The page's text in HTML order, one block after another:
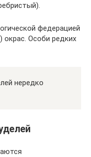
федерацией
окрас. Особи редких
нередко